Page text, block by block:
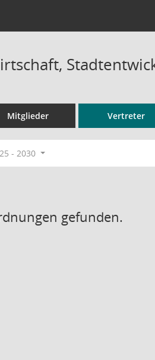
Mitglieder Vertreter
- 2030
gefunden.